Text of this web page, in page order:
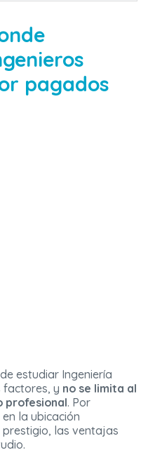
pagados
estudiar Ingeniería
factores, y no se limita al
profesional. Por
la ubicación
las ventajas